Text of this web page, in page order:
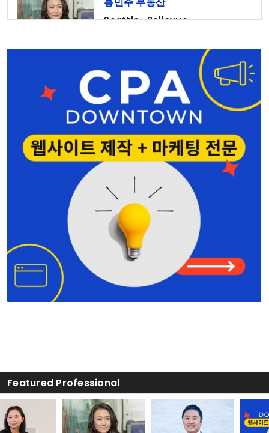
Seattle • Bellevue
Bridge Law, PC
Lynnwood
425-541-8611
양인옥 부동산
커머셜 • 비즈니스
425-829-7642
정세계 공인회계사
Shoreline
206-367-6782
Featured Professional